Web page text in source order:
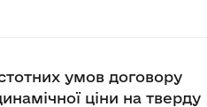
умов договору
ціни на тверду